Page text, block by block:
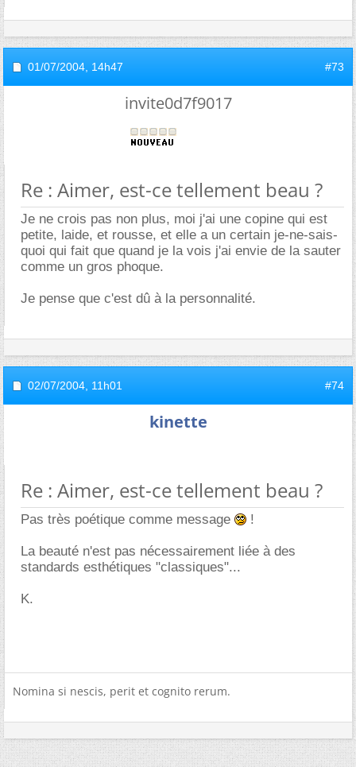
01/07/2004, 14h47 #73
invite0d7f9017
Re : Aimer, est-ce tellement beau ?
Je ne crois pas non plus, moi j'ai une copine qui est
petite, laide, et rousse, et elle a un certain je-ne-sais-
quoi qui fait que quand je la vois j'ai envie de la sauter
comme un gros phoque.
Je pense que c'est dû à la personnalité.
02/07/2004, 11h01 #74
kinette
Re : Aimer, est-ce tellement beau ?
Pas très poétique comme message !
La beauté n'est pas nécessairement liée à des
standards esthétiques "classiques"...
K.
Nomina si nescis, perit et cognito rerum.